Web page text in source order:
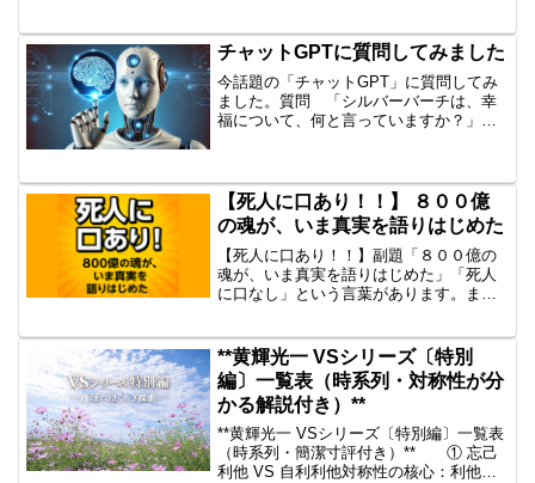
それとも、将来の必ず訪れる現実(死後）
の世界とあると考え...
チャットGPTに質問してみました
今話題の「チャットGPT」に質問してみ
ました。質問 「シルバーバーチは、幸
福について、何と言っていますか？」
仕によって本当の幸福が得ら...
【死人に口あり！！】 ８００億
の魂が、いま真実を語りはじめた
【死人に口あり！！】副題「８００億の
魂が、いま真実を語りはじめた」「死人
に口なし」という言葉があります。ま
す。又、歴史上では、「ピラミッドの真
実」に関しても、今となっては...
**黄輝光一 VSシリーズ〔特別
編〕一覧表（時系列・対称性が分
かる解説付き）**
**黄輝光一 VSシリーズ〔特別編〕一覧表
（時系列・簡潔寸評付き）** ① 忘己
利他 VS 自利利他対称性の核心：利他は